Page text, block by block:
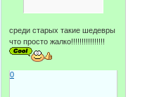
среди старых такие шедевры
что просто жалко!!!!!!!!!!!!!!!!
0